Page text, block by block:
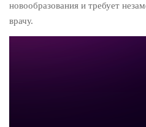
новообразования и требует
врачу.